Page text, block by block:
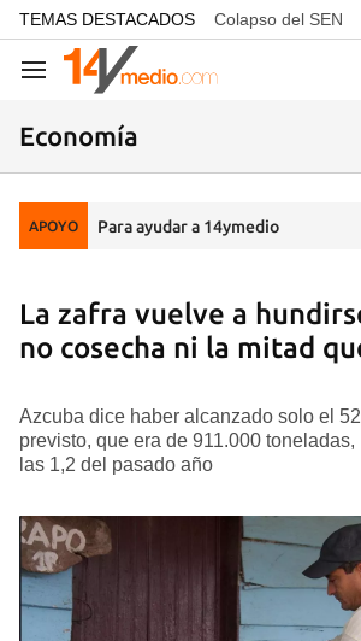
common.go-to-content
TEMAS DESTACADOS Colapso del SEN
Navegación
Economía
APOYO Para ayudar a 14ymedio
La zafra vuelve a
no cosecha ni la mitad
Azcuba dice haber alcanzado solo el
previsto, que era de 911.000
las 1,2 del pasado año